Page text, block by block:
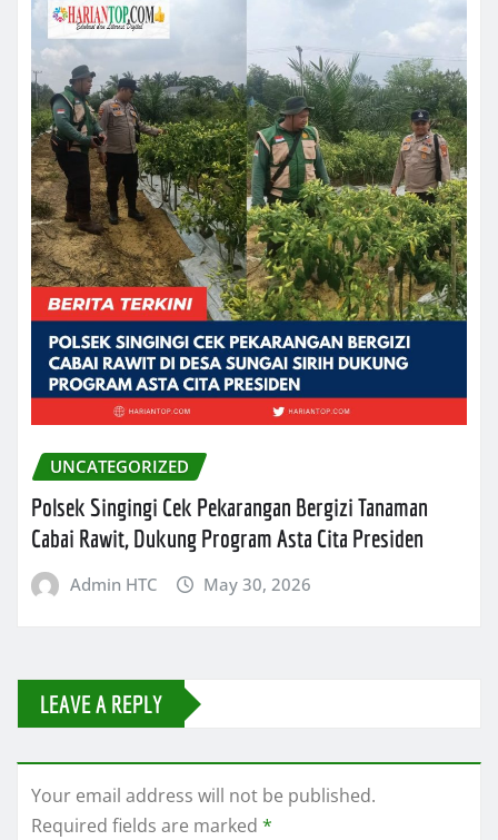
UNCATEGORIZED
Polsek Singingi Cek Pekarangan Bergizi Tanaman
Cabai Rawit, Dukung Program Asta Cita Presiden
Admin HTC May 30, 2026
LEAVE A REPLY
Your email address will not be published.
Required fields are marked *